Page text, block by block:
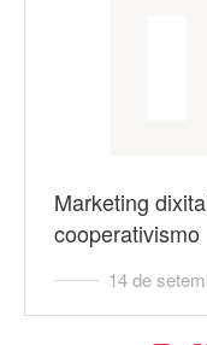
Marketing
cooperativismo
14 de